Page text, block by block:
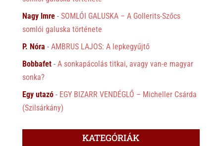
Nagy Imre- SOMLÓI GALUSKA – A Gollerits-Szőcs
somlói galuska története
P. Nóra - AMBRUS LAJOS: A lepkegyűjtő
Bobbafet- A sonkapácolás titkai, avagy van-e magyar
sonka?
Egy utazó- EGY BIZARR VENDÉGLŐ – Micheller Csárda
(Szilsárkány)
KATEGÓRIÁK